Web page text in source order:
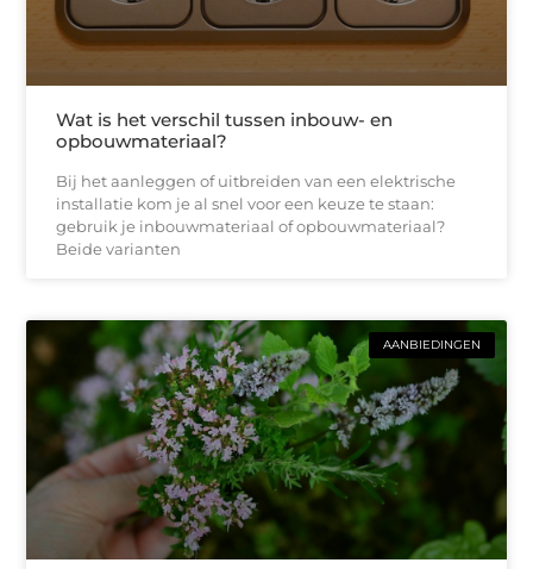
Wat is het verschil tussen inbouw- en
opbouwmateriaal?
Bij het aanleggen of uitbreiden van een elektrische
installatie kom je al snel voor een keuze te staan:
gebruik je inbouwmateriaal of opbouwmateriaal?
Beide varianten
AANBIEDINGEN